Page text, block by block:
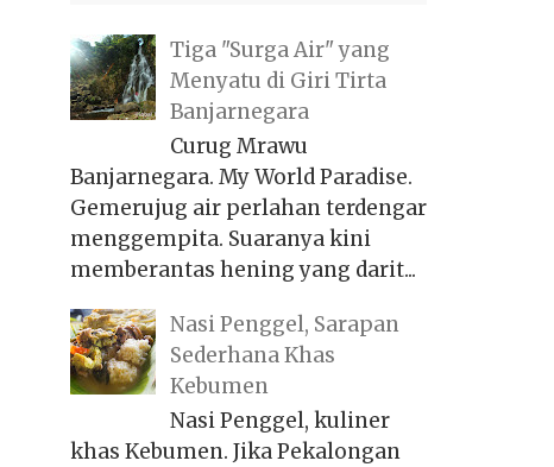
Tiga "Surga Air" yang
Menyatu di Giri Tirta
Banjarnegara
Curug Mrawu
Banjarnegara. My World Paradise.
Gemerujug air perlahan terdengar
menggempita. Suaranya kini
memberantas hening yang darit...
Nasi Penggel, Sarapan
Sederhana Khas
Kebumen
Nasi Penggel, kuliner
khas Kebumen. Jika Pekalongan